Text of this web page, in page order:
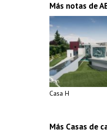
Más notas de
Casa H
Más Casas de